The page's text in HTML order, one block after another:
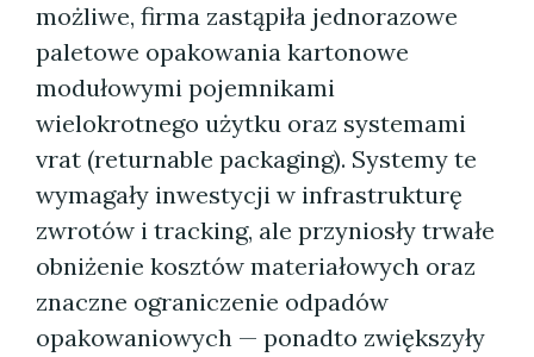
możliwe, firma zastąpiła jednorazowe
paletowe opakowania kartonowe
modułowymi pojemnikami
wielokrotnego użytku oraz systemami
vrat (returnable packaging). Systemy te
wymagały inwestycji w infrastrukturę
zwrotów i tracking, ale przyniosły trwałe
obniżenie kosztów materiałowych oraz
znaczne ograniczenie odpadów
opakowaniowych — ponadto zwiększyły